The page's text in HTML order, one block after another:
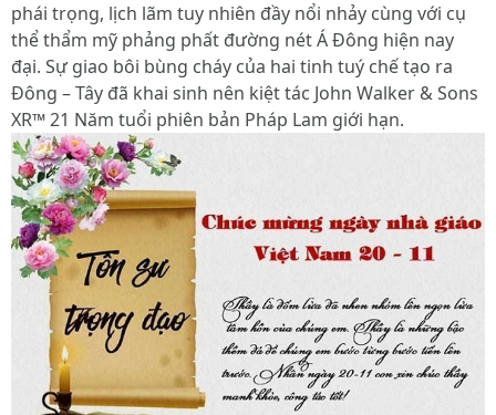
phái trọng, lịch lãm tuy nhiên đầy nổi nhảy cùng với cụ
thể thẩm mỹ phảng phất đường nét Á Đông hiện nay
đại. Sự giao bôi bùng cháy của hai tinh tuý chế tạo ra
Đông – Tây đã khai sinh nên kiệt tác John Walker & Sons
XR™ 21 Năm tuổi phiên bản Pháp Lam giới hạn.